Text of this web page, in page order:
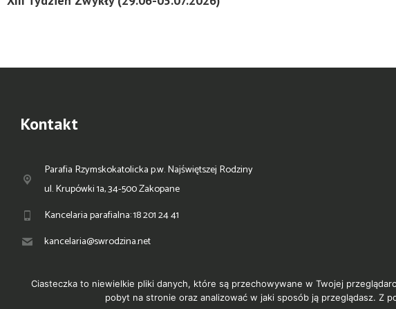
Kontakt
Parafia Rzymskokatolicka p.w. Najświętszej Rodziny
ul. Krupówki 1a, 34-500 Zakopane
Kancelaria parafialna: 18 201 24 41
kancelaria@swrodzina.net
Ciasteczka to niewielkie pliki danych, które są przechowywane w Twojej
pobyt na stronie oraz analizować w jaki sposób ją przeglądasz. Z